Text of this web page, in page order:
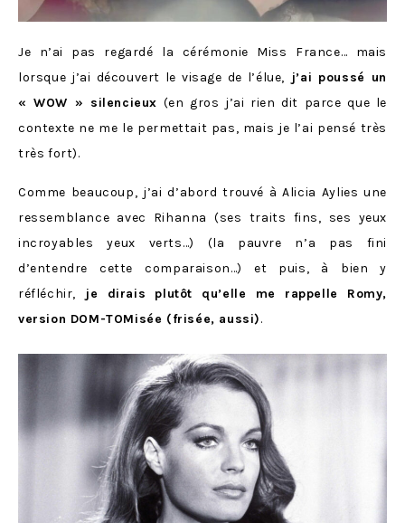
Je n’ai pas regardé la cérémonie Miss France… mais
lorsque j’ai découvert le visage de l’élue, j’ai poussé un
« WOW » silencieux (en gros j’ai rien dit parce que le
contexte ne me le permettait pas, mais je l’ai pensé très
très fort).
Comme beaucoup, j’ai d’abord trouvé à Alicia Aylies une
ressemblance avec Rihanna (ses traits fins, ses yeux
incroyables yeux verts…) (la pauvre n’a pas fini
d’entendre cette comparaison…) et puis, à bien y
réfléchir, je dirais plutôt qu’elle me rappelle Romy,
version DOM-TOMisée (frisée, aussi).